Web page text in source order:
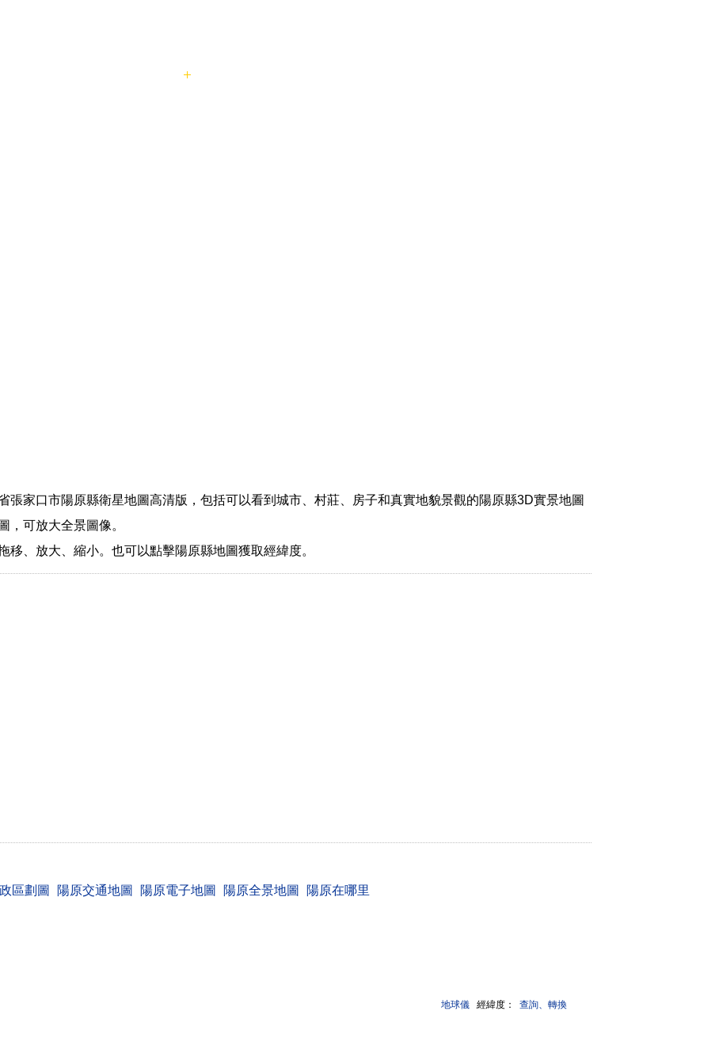
地球儀 經緯度： 查詢、轉換
張家口市陽原縣衛星地圖高清版，包括可以看到城市、村莊、房子和真實地貌景觀的陽原縣3D實景地圖
，可放大全景圖像。
移、放大、縮小。也可以點擊陽原縣地圖獲取經緯度。
區劃圖 陽原交通地圖 陽原電子地圖 陽原全景地圖 陽原在哪里